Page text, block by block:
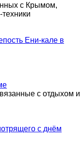
с Крымом,
Ени-кале в
с отдыхом и
с днём